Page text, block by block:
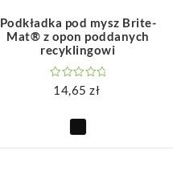
Podkładka pod mysz Brite-
Mat® z opon poddanych
recyklingowi
14,65zł